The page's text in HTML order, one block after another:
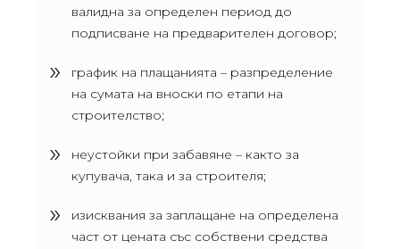
валидна за определен период до
подписване на предварителен договор;
график на плащанията – разпределение
на сумата на вноски по етапи на
строителство;
неустойки при забавяне – както за
купувача, така и за строителя;
изисквания за заплащане на определена
част от цената със собствени средства